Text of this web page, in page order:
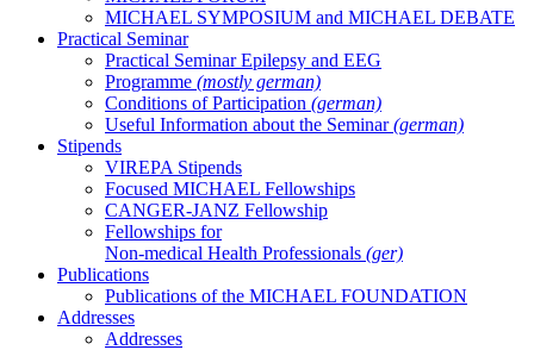
MICHAEL SYMPOSIUM and MICHAEL DEBATE
Practical Seminar
Practical Seminar Epilepsy and EEG
Programme (mostly german)
Conditions of Participation (german)
Useful Information about the Seminar(german)
Stipends
VIREPA Stipends
Focused MICHAEL Fellowships
CANGER-JANZ Fellowship
Fellowships for
Non-medical Health Professionals (ger)
Publications
Publications of the MICHAEL FOUNDATION
Addresses
Addresses